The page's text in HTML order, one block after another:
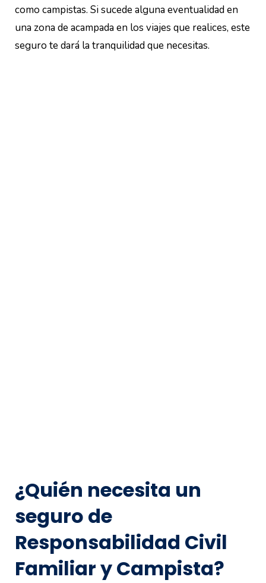
como campistas. Si sucede alguna eventualidad en
una zona de acampada en los viajes que realices, este
seguro te dará la tranquilidad que necesitas.
¿Quién necesita un
seguro de
Responsabilidad Civil
Familiar y Campista?